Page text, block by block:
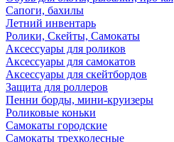
Сапоги, бахилы
Летний инвентарь
Ролики, Скейты, Самокаты
Аксессуары для роликов
Аксессуары для самокатов
Аксессуары для скейтбордов
Защита для роллеров
Пенни борды, мини-круизеры
Роликовые коньки
Самокаты городские
Самокаты трехколесные